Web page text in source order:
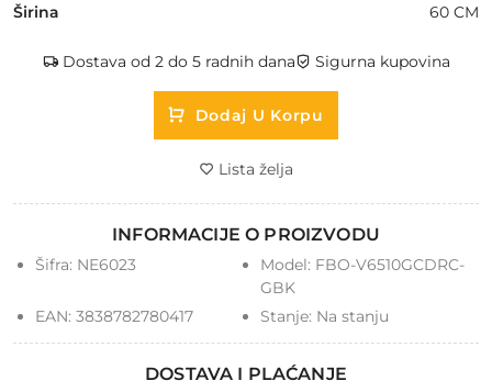
Širina 60 CM
Dostava od 2 do 5 radnih dana Sigurna kupovina
Dodaj U Korpu
Lista želja
INFORMACIJE O PROIZVODU
Šifra: NE6023 Model: FBO-V6510GCDRC-
GBK
EAN: 3838782780417 Stanje: Na stanju
DOSTAVA I PLAĆANJE